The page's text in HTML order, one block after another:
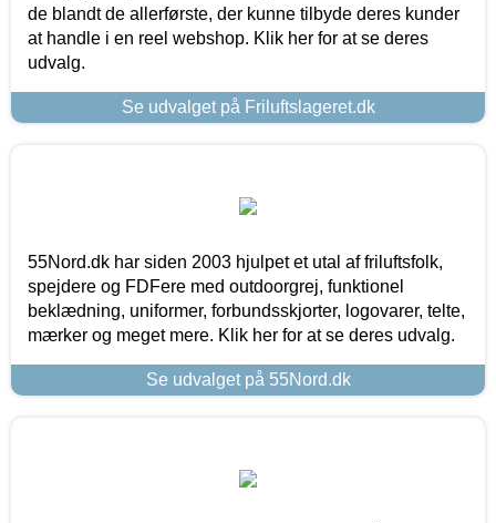
de blandt de allerførste, der kunne tilbyde deres kunder
at handle i en reel webshop. Klik her for at se deres
udvalg.
Se udvalget på Friluftslageret.dk
55Nord.dk har siden 2003 hjulpet et utal af friluftsfolk,
spejdere og FDFere med outdoorgrej, funktionel
beklædning, uniformer, forbundsskjorter, logovarer, telte,
mærker og meget mere. Klik her for at se deres udvalg.
Se udvalget på 55Nord.dk